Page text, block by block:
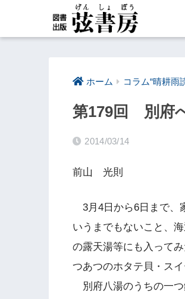
ホーム コラム“晴耕雨
第179回 別府
2014/03/14
前山 光則
3月4日から6日まで、
いうまでもないこと、
の露天湯等にも入って
つあつのホタテ貝・ス
別府八湯のうちの一つ